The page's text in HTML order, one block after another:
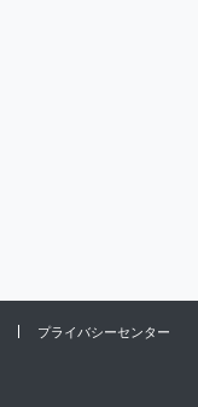
プライバシーセンター